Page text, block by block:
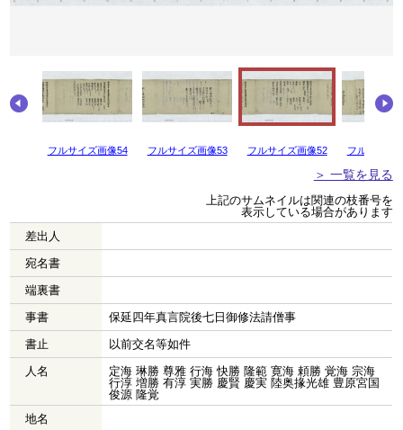
フルサイズ画像54 フルサイズ画像53 フルサイズ画像52 フルサイズ
＞ 一覧を見る
上記のサムネイルは関連の枝番号を
表示している場合があります
差出人
宛名書
端裏書
事書
保延四年真言院後七日御修法請僧事
書止
以前交名等如件
人名
定海 琳勝 尊雅 行海 快勝 隆範 寛海 頼勝 覚海 宗海
行淳 増勝 有淳 実勝 慶賢 慶実 陸奥掾光雄 豊原宮国
俊源 隆覚
地名